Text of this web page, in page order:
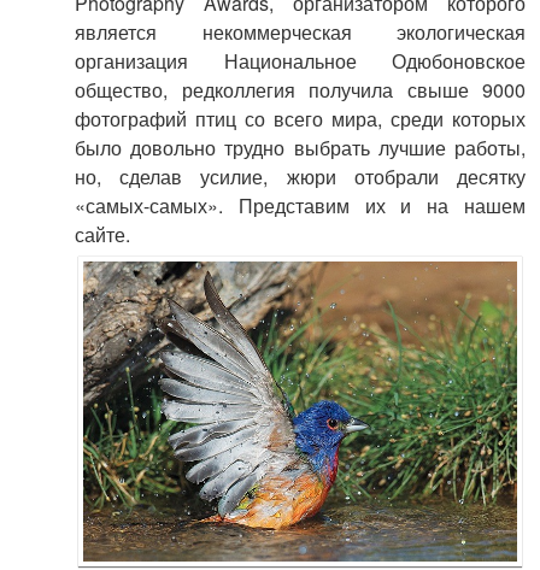
является некоммерческая экологическая
организация Национальное Одюбоновское
общество, редколлегия получила свыше 9000
фотографий птиц со всего мира, среди которых
было довольно трудно выбрать лучшие работы,
но, сделав усилие, жюри отобрали десятку
«самых-самых». Представим их и на нашем
сайте.